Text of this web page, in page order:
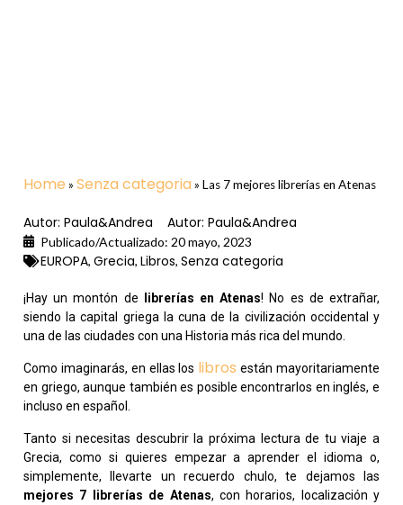
Home » Senza categoria » Las 7 mejores librerías en Atenas
Autor: Paula&Andrea Autor: Paula&Andrea
Publicado/Actualizado: 20 mayo, 2023
EUROPA, Grecia, Libros, Senza categoria
¡Hay un montón de librerías en Atenas! No es de extrañar,
siendo la capital griega la cuna de la civilización occidental y
una de las ciudades con una Historia más rica del mundo.
Como imaginarás, en ellas los libros están mayoritariamente
en griego, aunque también es posible encontrarlos en inglés, e
incluso en español.
Tanto si necesitas descubrir la próxima lectura de tu viaje a
Grecia, como si quieres empezar a aprender el idioma o,
simplemente, llevarte un recuerdo chulo, te dejamos las
mejores 7 librerías de Atenas, con horarios, localización y